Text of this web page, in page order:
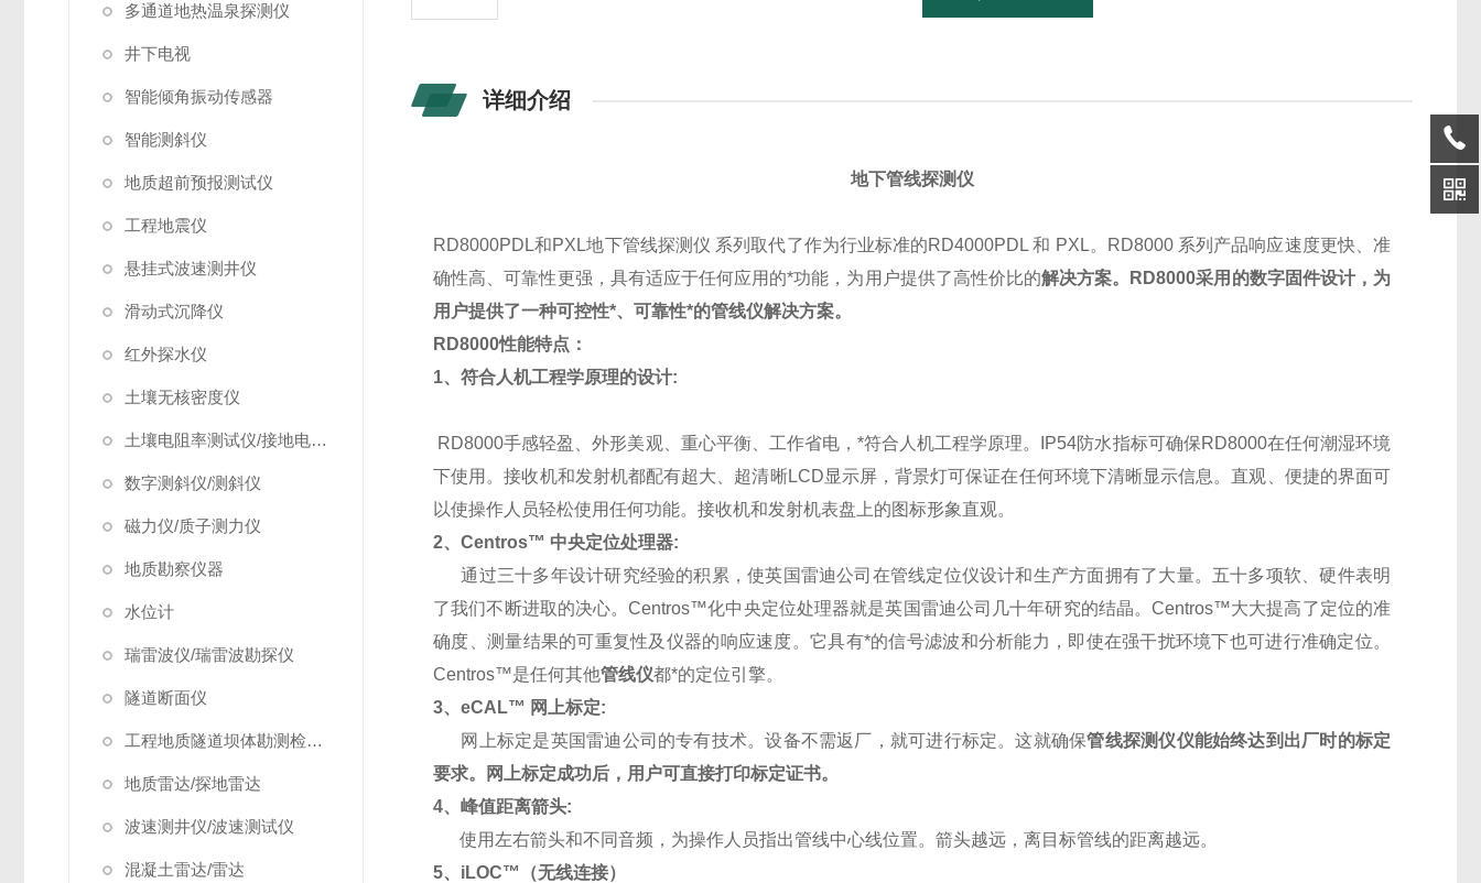
多通道地热温泉探测仪
井下电视
智能倾角振动传感器
智能测斜仪
地质超前预报测试仪
工程地震仪
悬挂式波速测井仪
滑动式沉降仪
红外探水仪
土壤无核密度仪
土壤电阻率测试仪/接地电阻测试仪
数字测斜仪/测斜仪
磁力仪/质子测力仪
地质勘察仪器
水位计
瑞雷波仪/瑞雷波勘探仪
隧道断面仪
工程地质隧道坝体勘测检测仪器
地质雷达/探地雷达
波速测井仪/波速测试仪
混凝土雷达/雷达
详细介绍
地下管线探测仪
RD8000PDL和PXL地下管线探测仪 系列取代了作为行业标准的RD4000PDL 和 PXL。RD8000 系列产品响应速度更快、准
确性高、可靠性更强，具有适应于任何应用的*功能，为用户提供了高性价比的解决方案。RD8000采用的数字固件设计，为
用户提供了一种可控性*、可靠性*的管线仪解决方案。
RD8000性能特点：
1、符合人机工程学原理的设计:
RD8000手感轻盈、外形美观、重心平衡、工作省电，*符合人机工程学原理。IP54防水指标可确保RD8000在任何潮湿环境
下使用。接收机和发射机都配有超大、超清晰LCD显示屏，背景灯可保证在任何环境下清晰显示信息。直观、便捷的界面可
以使操作人员轻松使用任何功能。接收机和发射机表盘上的图标形象直观。
2、Centros™ 中央定位处理器:
通过三十多年设计研究经验的积累，使英国雷迪公司在管线定位仪设计和生产方面拥有了大量。五十多项软、硬件表明
了我们不断进取的决心。Centros™化中央定位处理器就是英国雷迪公司几十年研究的结晶。Centros™大大提高了定位的准
确度、测量结果的可重复性及仪器的响应速度。它具有*的信号滤波和分析能力，即使在强干扰环境下也可进行准确定位。
Centros™是任何其他管线仪都*的定位引擎。
3、eCAL™ 网上标定:
网上标定是英国雷迪公司的专有技术。设备不需返厂，就可进行标定。这就确保管线探测仪仪能始终达到出厂时的标定
要求。网上标定成功后，用户可直接打印标定证书。
4、峰值距离箭头:
使用左右箭头和不同音频，为操作人员指出管线中心线位置。箭头越远，离目标管线的距离越远。
5、iLOC™（无线连接）